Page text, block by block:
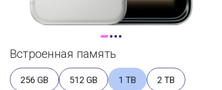
Встроенная память
256 GB 512 GB 1 TB 2 TB